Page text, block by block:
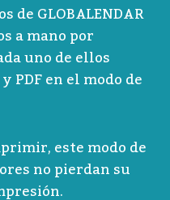
de GLOBALENDAR
a mano por
uno de ellos
PDF en el modo de
este modo de
no pierdan su